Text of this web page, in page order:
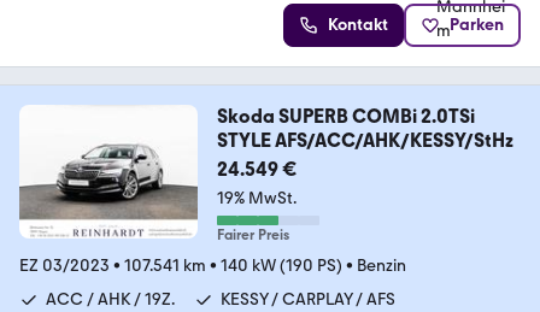
Kontakt Parken
Skoda SUPERB COMBi 2.0TSi
STYLE AFS/ACC/AHK/KESSY/StHz
24.549 €
19% MwSt.
Fairer Preis
EZ 03/2023 • 107.541 km • 140 kW (190 PS) • Benzin
ACC / AHK / 19Z.
KESSY / CARPLAY / AFS